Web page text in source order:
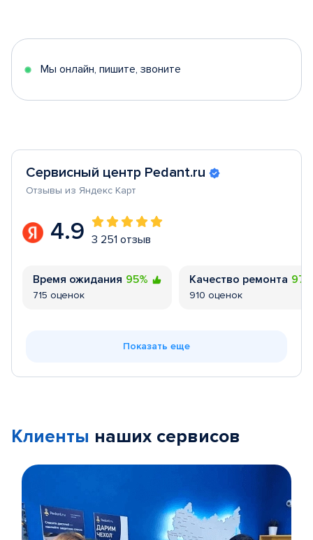
5
Мы онлайн, пишите, звоните
Сервисный центр Pedant.ru
Отзывы из Яндекс Карт
4.9 3 251 отзыв
Время ожидания 95%
715 оценок
Качество ремонта
910 оценок
Показать еще
Клиенты наших сервисов